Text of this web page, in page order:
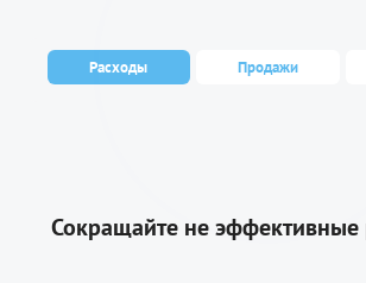
Расходы Продажи
Сокращайте не